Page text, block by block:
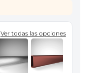
Ver todas las opciones